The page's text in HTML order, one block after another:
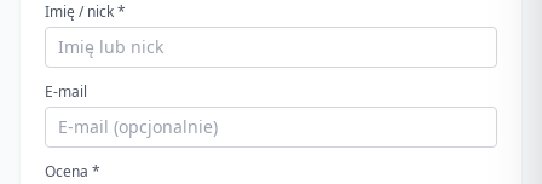
Imię / nick *
E-mail
Ocena *